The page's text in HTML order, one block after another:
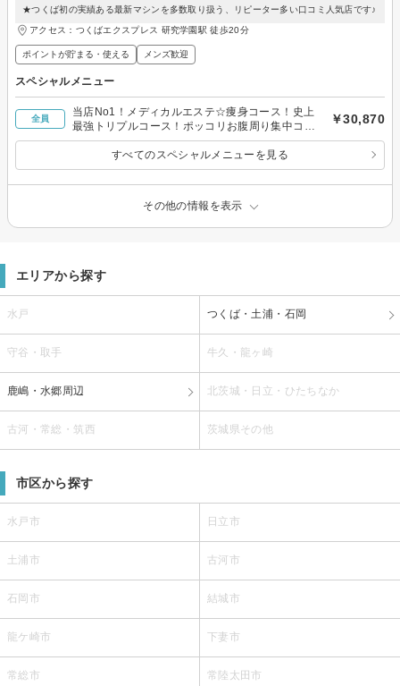
★つくば初の実績ある最新マシンを多数取り扱う、リピーター多い口コミ人気店です♪
アクセス：つくばエクスプレス 研究学園駅 徒歩20分
ポイントが貯まる・使える メンズ歓迎
スペシャルメニュー
全員
当店No1！メディカルエステ☆痩身コース！史上
最強トリプルコース！ポッコリお腹周り集中コー
ス！
￥30,870
すべてのスペシャルメニューを見る
その他の情報を表示
エリアから探す
水戸 つくば・土浦・石岡
守谷・取手 牛久・龍ヶ崎
鹿嶋・水郷周辺 北茨城・日立・ひたちなか
古河・常総・筑西 茨城県その他
市区から探す
水戸市 日立市
土浦市 古河市
石岡市 結城市
龍ケ崎市 下妻市
常総市 常陸太田市